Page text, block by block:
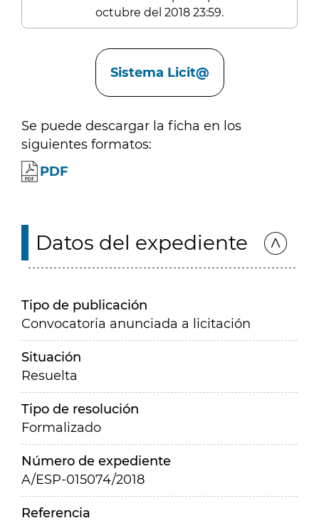
octubre del 2018 23:59.
Sistema Licit@
Se puede descargar la ficha en los
siguientes formatos:
PDF
Datos del expediente
Tipo de publicación
Convocatoria anunciada a licitación
Situación
Resuelta
Tipo de resolución
Formalizado
Número de expediente
A/ESP-015074/2018
Referencia